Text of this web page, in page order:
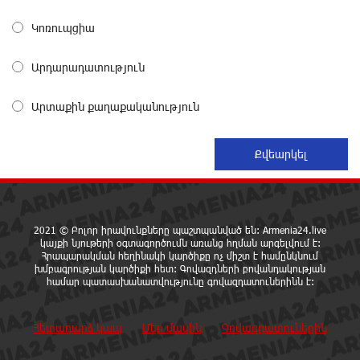
37 թիվն է. վաղը զանգը հնչելու է նույնիսկ կատակ
անողների համար. Մենուա Սողոմոնյան
Օգոստոսի 6-ին, 7-ին, 10-ին, 11-ին, 12-ին և 13-ին
հարյուրավոր հասցեներում լույս չի լինելու
13 ժամ առաջ
լինելու
13 ժամ առաջ
13 ժամ առաջ
Կոռուպցիա
Արդարադատություն
Արտաքին քաղաքականություն
2021 © Բոլոր իրավունքները պաշտպանված են: Armenia24.live
կայքի նյութերի օգտագործումն առանց հղման արգելվում է:
Հրապարակման հեղինակի կարծիքը ոչ միշտ է համընկնում
խմբագրության կարծիքի հետ: Գովազդների բովանդակության
համար պատասխանատվությունը գովազդատուներինն է:
Հետադարձ կապ Մեր մասին Գովազդատուներին